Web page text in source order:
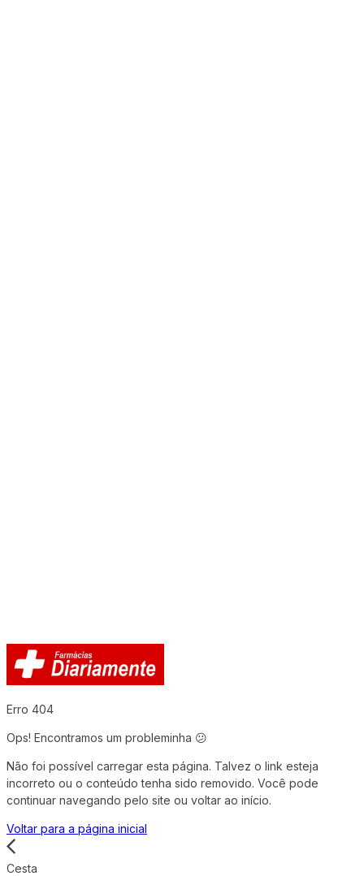
Erro 404
Ops! Encontramos um probleminha 😕
Não foi possível carregar esta página. Talvez o link esteja
incorreto ou o conteúdo tenha sido removido. Você pode
continuar navegando pelo site ou voltar ao início.
Voltar para a página inicial
Cesta